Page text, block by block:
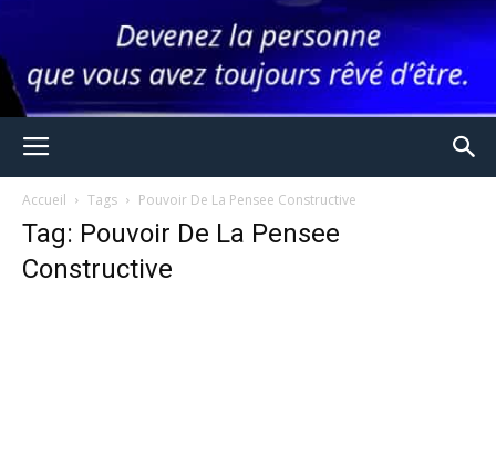
Accueil Tags Pouvoir De La Pensee Constructive
Tag: Pouvoir De La Pensee
Constructive